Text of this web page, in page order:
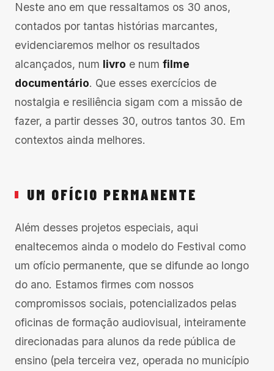
Neste ano em que ressaltamos os 30 anos,
contados por tantas histórias marcantes,
evidenciaremos melhor os resultados
alcançados, num livro e num filme
documentário. Que esses exercícios de
nostalgia e resiliência sigam com a missão de
fazer, a partir desses 30, outros tantos 30. Em
contextos ainda melhores.
UM OFÍCIO PERMANENTE
Além desses projetos especiais, aqui
enaltecemos ainda o modelo do Festival como
um ofício permanente, que se difunde ao longo
do ano. Estamos firmes com nossos
compromissos sociais, potencializados pelas
oficinas de formação audiovisual, inteiramente
direcionadas para alunos da rede pública de
ensino (pela terceira vez, operada no município